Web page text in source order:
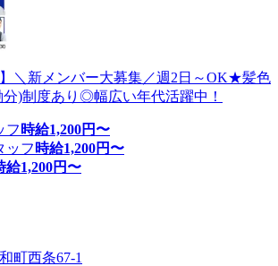
】＼新メンバー大募集／週2日～OK★髪色
)制度あり◎幅広い年代活躍中！
フ 時給1,200円〜
ッフ 時給1,200円〜
給1,200円〜
町西条67-1